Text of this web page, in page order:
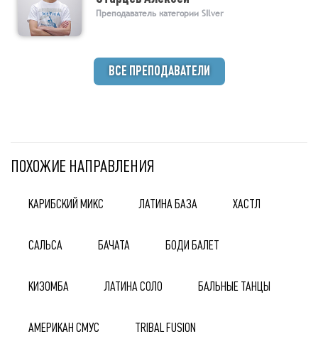
Преподаватель категории SIlver
ВСЕ ПРЕПОДАВАТЕЛИ
ПОХОЖИЕ НАПРАВЛЕНИЯ
КАРИБСКИЙ МИКС ЛАТИНА БАЗА ХАСТЛ
САЛЬСА БАЧАТА БОДИ БАЛЕТ
КИЗОМБА ЛАТИНА СОЛО БАЛЬНЫЕ ТАНЦЫ
АМЕРИКАН СМУС TRIBAL FUSION